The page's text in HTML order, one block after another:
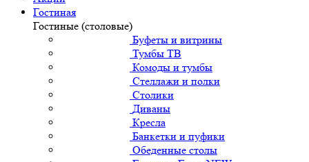
Гостиная
Гостиные (столовые)
Буфеты и витрины
Тумбы ТВ
Комоды и тумбы
Стеллажи и полки
Столики
Диваны
Кресла
Банкетки и пуфики
Обеденные столы